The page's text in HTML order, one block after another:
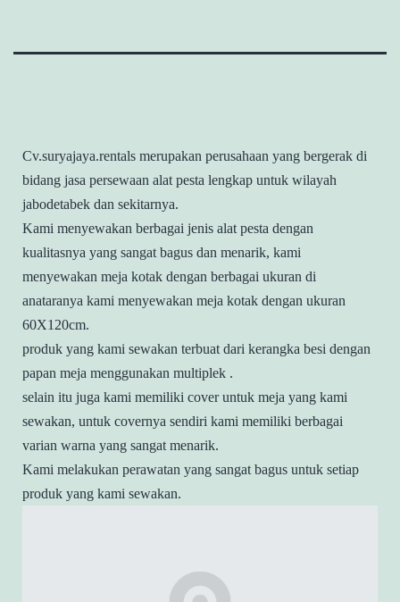
Cv.suryajaya.rentals merupakan perusahaan yang bergerak di
bidang jasa persewaan alat pesta lengkap untuk wilayah
jabodetabek dan sekitarnya.
Kami menyewakan berbagai jenis alat pesta dengan
kualitasnya yang sangat bagus dan menarik, kami
menyewakan meja kotak dengan berbagai ukuran di
anataranya kami menyewakan meja kotak dengan ukuran
60X120cm.
produk yang kami sewakan terbuat dari kerangka besi dengan
papan meja menggunakan multiplek .
selain itu juga kami memiliki cover untuk meja yang kami
sewakan, untuk covernya sendiri kami memiliki berbagai
varian warna yang sangat menarik.
Kami melakukan perawatan yang sangat bagus untuk setiap
produk yang kami sewakan.